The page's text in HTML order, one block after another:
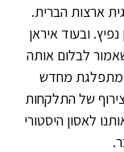
ארצות הברית.
ובעוד איראן
לבלום אותה
מתפלגת מחדש
של התלקחות
לאסון היסטורי